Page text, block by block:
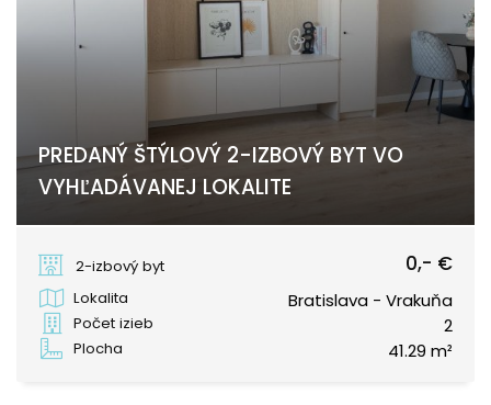
PREDANÝ ŠTÝLOVÝ 2-IZBOVÝ BYT VO
VYHĽADÁVANEJ LOKALITE
2-izbový byt
0,- €
Lokalita Bratislava - Vrakuňa
Počet izieb 2
Plocha 41.29 m²